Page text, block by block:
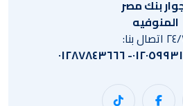
بنك مصر
المنوفيه
بنا: